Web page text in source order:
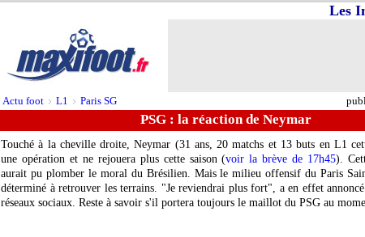
Actu foot > L1 > Paris SG
Les
PSG : la réaction de Neymar
Touché à la cheville droite, Neymar (31 ans, 20 matchs et 13 buts en L1
une opération et ne rejouera plus cette saison (voir la brève de 17h45).
aurait pu plomber le moral du Brésilien. Mais le milieu offensif du Paris
déterminé à retrouver les terrains. "Je reviendrai plus fort", a en effet
réseaux sociaux. Reste à savoir s'il portera toujours le maillot du PSG au